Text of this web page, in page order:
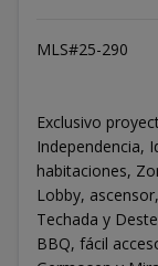
MLS#25-290
Exclusivo
Independencia,
habitaciones,
Lobby,
Techada y
BBQ, fácil